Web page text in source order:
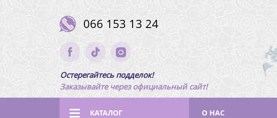
066 153 13 24
Остерегайтесь подделок!
Заказывайте через официальный сайт!
КАТАЛОГ О НАС